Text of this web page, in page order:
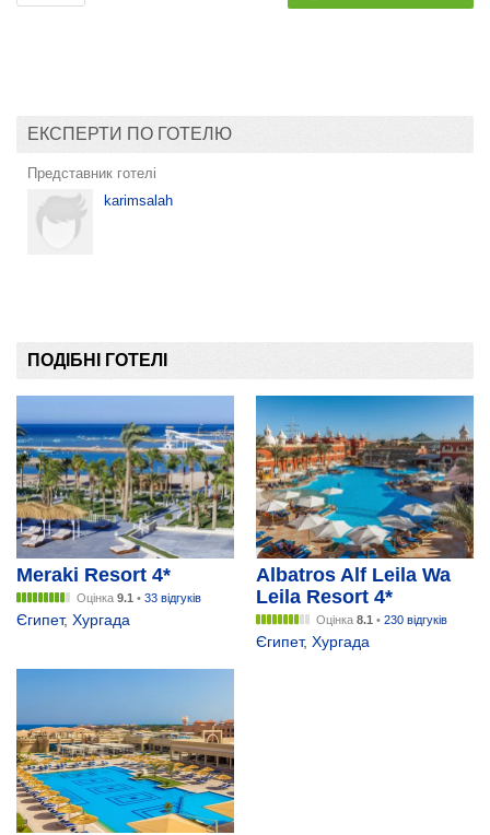
ЕКСПЕРТИ ПО ГОТЕЛЮ
Представник готелі
karimsalah
ПОДІБНІ ГОТЕЛІ
Meraki Resort 4*
Оцінка 9.1 • 33 відгуків
Єгипет, Хургада
Albatros Alf Leila Wa
Leila Resort 4*
Оцінка 8.1 • 230 відгуків
Єгипет, Хургада